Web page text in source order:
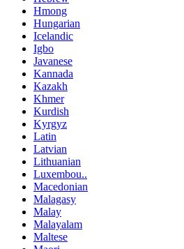
Hmong
Hungarian
Icelandic
Igbo
Javanese
Kannada
Kazakh
Khmer
Kurdish
Kyrgyz
Latin
Latvian
Lithuanian
Luxembou..
Macedonian
Malagasy
Malay
Malayalam
Maltese